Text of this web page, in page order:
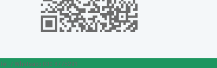
Tel. / Whatsapp 030 8775291